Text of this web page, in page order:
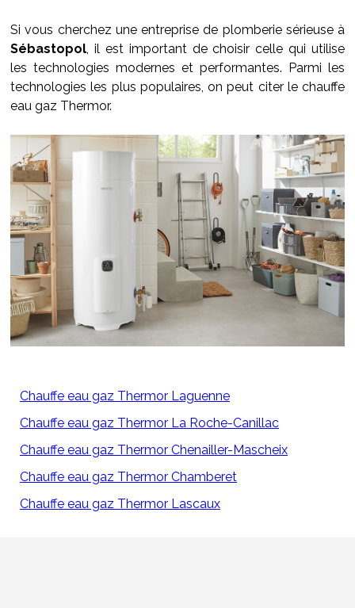
Si vous cherchez une entreprise de plomberie sérieuse à
Sébastopol, il est important de choisir celle qui utilise
les technologies modernes et performantes. Parmi les
technologies les plus populaires, on peut citer le chauffe
eau gaz Thermor.
Chauffe eau gaz Thermor Laguenne
Chauffe eau gaz Thermor La Roche-Canillac
Chauffe eau gaz Thermor Chenailler-Mascheix
Chauffe eau gaz Thermor Chamberet
Chauffe eau gaz Thermor Lascaux